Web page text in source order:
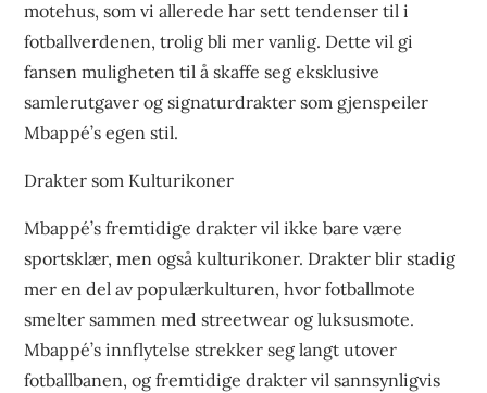
motehus, som vi allerede har sett tendenser til i
fotballverdenen, trolig bli mer vanlig. Dette vil gi
fansen muligheten til å skaffe seg eksklusive
samlerutgaver og signaturdrakter som gjenspeiler
Mbappé’s egen stil.
Drakter som Kulturikoner
Mbappé’s fremtidige drakter vil ikke bare være
sportsklær, men også kulturikoner. Drakter blir stadig
mer en del av populærkulturen, hvor fotballmote
smelter sammen med streetwear og luksusmote.
Mbappé’s innflytelse strekker seg langt utover
fotballbanen, og fremtidige drakter vil sannsynligvis